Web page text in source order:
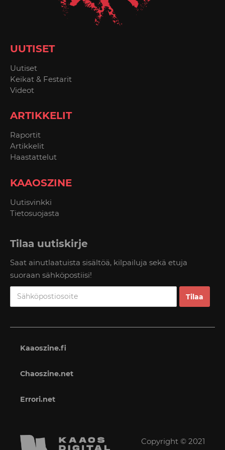
UUTISET
Uutiset
Keikat & Festarit
Videot
ARTIKKELIT
Raportit
Artikkelit
Haastattelut
KAAOSZINE
Uutisvinkki
Tietosuojasta
Tilaa uutiskirje
Saat ainutlaatuista sisältöä, kilpailuja sekä etuja
suoraan sähköpostiisi!
Kaaoszine.fi
Chaoszine.net
Errori.net
Copyright © 2021